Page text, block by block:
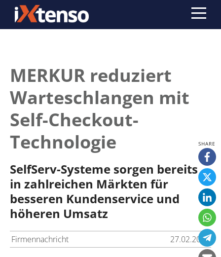
MERKUR reduziert
Warteschlangen mit
Self-Checkout-
Technologie
SelfServ-Systeme sorgen bereits
in zahlreichen Märkten für
besseren Kundenservice und
höheren Umsatz
Firmennachricht 27.02.2015